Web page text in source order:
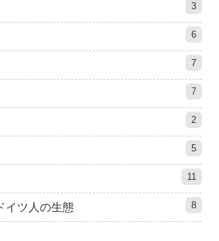
3
6
7
7
2
5
11
イツ人の生態 8